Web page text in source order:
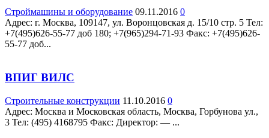
Строймашины и оборудование 09.11.2016 0
Адрес: г. Москва, 109147, ул. Воронцовская д. 15/10 стр. 5 Teл:
+7(495)626-55-77 доб 180; +7(965)294-71-93 Факс: +7(495)626-
55-77 доб...
ВПИГ ВИЛС
Строительные конструкции 11.10.2016 0
Адрес: Москва и Московская область, Москва, Горбунова ул.,
3 Teл: (495) 4168795 Факс: Директор: — ...